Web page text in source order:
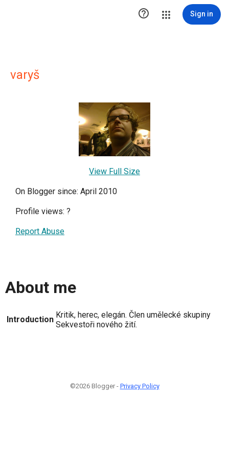
 Sign in
varyš
View Full Size
On Blogger since: April 2010
Profile views: ?
Report Abuse
About me
Introduction Kritik, herec, elegán. Člen umělecké skupiny
Sekvestoři nového žití.
©2026 Blogger - Privacy Policy